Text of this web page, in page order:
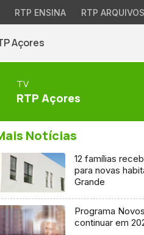
RTP ENSINA RTP ARQUIVOS
Açores
TV
RTP Açores
Notícias
12 famílias
para novas
Grande
Programa
continuar em